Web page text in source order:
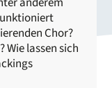
Chor?
Wie lassen sich